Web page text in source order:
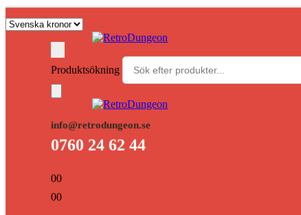
Produktsökning
info@retrodungeon.se
0760 24 62 44
00
00